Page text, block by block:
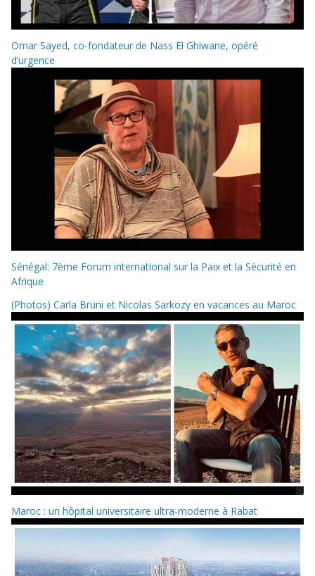
Omar Sayed, co-fondateur de Nass El Ghiwane, opéré
d’urgence
Sénégal: 7ème Forum international sur la Paix et la Sécurité en
Afrique
(Photos) Carla Bruni et Nicolas Sarkozy en vacances au Maroc
Maroc : un hôpital universitaire ultra-moderne à Rabat